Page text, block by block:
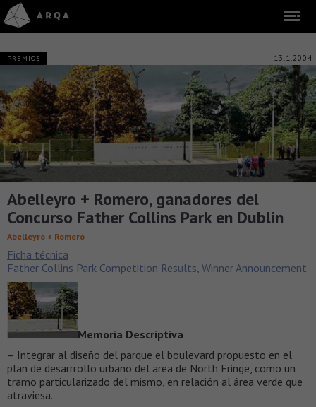
PREMIOS 13.1.2004
Abelleyro + Romero, ganadores del
Concurso Father Collins Park en Dublin
Abelleyro + Romero
Ficha técnica
Father Collins Park Competition Results, Winner Announcement
Memoria Descriptiva
– Integrar al diseño del parque el boulevard propuesto en el
plan de desarrrollo urbano del area de North Fringe, como un
tramo particularizado del mismo, en relación al área verde que
atraviesa.